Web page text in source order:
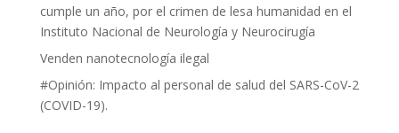
cumple un año, por el crimen de lesa humanidad en el
Instituto Nacional de Neurología y Neurocirugía
Venden nanotecnología ilegal
#Opinión: Impacto al personal de salud del SARS-CoV-2
(COVID-19).